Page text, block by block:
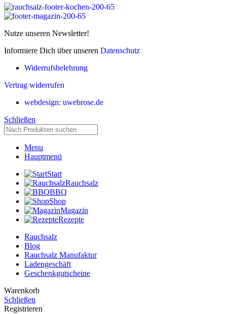
Nutze unseren Newsletter!
Informiere Dich über unseren Datenschutz
Widerrufsbelehrung
Vertrag widerrufen
webdesign: uwebrose.de
Schließen
Menu
Hauptmenü
Start
Rauchsalz
BBQ
Shop
Magazin
Rezepte
Rauchsalz
Blog
Rauchsalz Manufaktur
Ladengeschäft
Geschenkgutscheine
Warenkorb
Schließen
Registrieren